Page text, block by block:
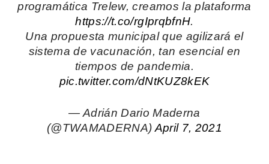
programática Trelew, creamos la plataforma
https://t.co/rgIprqbfnH.
Una propuesta municipal que agilizará el
sistema de vacunación, tan esencial en
tiempos de pandemia.
pic.twitter.com/dNtKUZ8kEK
— Adrián Dario Maderna
(@TWAMADERNA)April 7, 2021